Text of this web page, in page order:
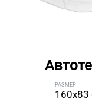
РАЗМЕР
160x83